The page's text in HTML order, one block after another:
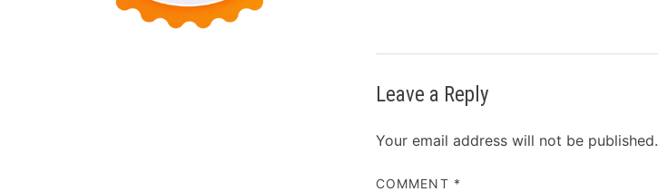
Leave a Reply
Your email address will not be published.
COMMENT *